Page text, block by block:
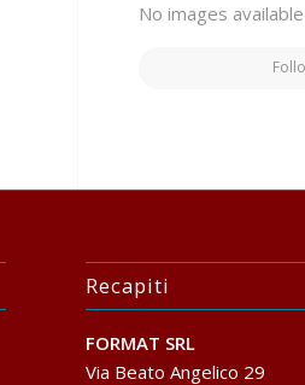
No images
Recapiti
FORMAT SRL
Via Beato Angelico 29